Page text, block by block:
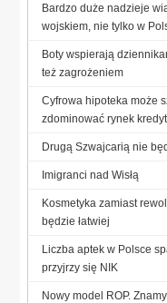
Bardzo duże nadzieje
wojskiem, nie tylko w
Boty wspierają
też zagrożeniem
Cyfrowa hipoteka może
zdominować rynek
Drugą Szwajcarią nie
Imigranci nad Wisłą
Kosmetyka zamiast
będzie łatwiej
Liczba aptek w Polsce
przyjrzy się NIK
Nowy model ROP.